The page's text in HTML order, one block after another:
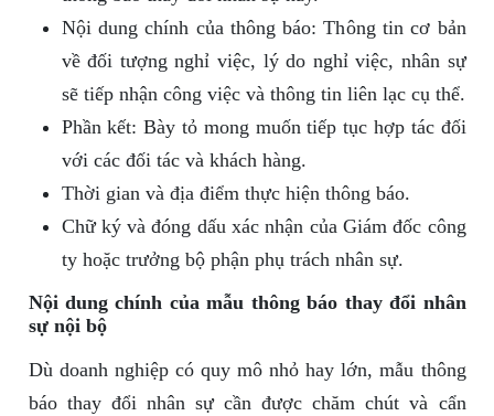
Nội dung chính của thông báo: Thông tin cơ bản
về đối tượng nghỉ việc, lý do nghỉ việc, nhân sự
sẽ tiếp nhận công việc và thông tin liên lạc cụ thể.
Phần kết: Bày tỏ mong muốn tiếp tục hợp tác đối
với các đối tác và khách hàng.
Thời gian và địa điểm thực hiện thông báo.
Chữ ký và đóng dấu xác nhận của Giám đốc công
ty hoặc trưởng bộ phận phụ trách nhân sự.
Nội dung chính của mẫu thông báo thay đổi nhân
sự nội bộ
Dù doanh nghiệp có quy mô nhỏ hay lớn, mẫu thông
báo thay đổi nhân sự cần được chăm chút và cẩn